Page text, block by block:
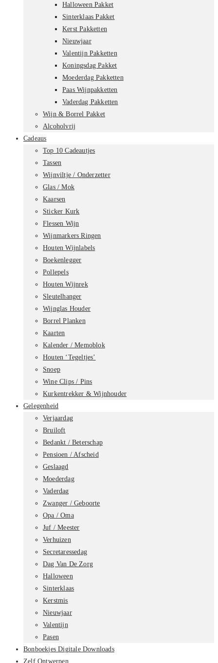
Halloween Pakket
Sinterklaas Pakket
Kerst Pakketten
Nieuwjaar
Valentijn Pakketten
Koningsdag Pakket
Moederdag Pakketten
Paas Wijnpakketten
Vaderdag Pakketten
Wijn & Borrel Pakket
Alcoholvrij
Cadeaus
Top 10 Cadeautjes
Tassen
Wijnviltje / Onderzetter
Glas / Mok
Kaarsen
Sticker Kurk
Flessen Wijn
Wijnmarkers Ringen
Houten Wijnlabels
Boekenlegger
Pollepels
Houten Wijnrek
Sleutelhanger
Wijnglas Houder
Borrel Planken
Kaarten
Kalender / Memoblok
Houten ‘Tegeltjes’
Snoep
Wine Clips / Pins
Kurkentrekker & Wijnhouder
Gelegenheid
Verjaardag
Bruiloft
Bedankt / Beterschap
Pensioen / Afscheid
Geslaagd
Moederdag
Vaderdag
Zwanger / Geboorte
Opa / Oma
Juf / Meester
Verhuizen
Secretaressedag
Dag Van De Zorg
Halloween
Sinterklaas
Kerstmis
Nieuwjaar
Valentijn
Pasen
Bonboekjes Digitale Downloads
Zelf Ontwerpen